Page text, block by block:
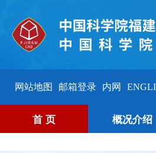
网站地图 邮箱登录 内网
首 页 概况介绍